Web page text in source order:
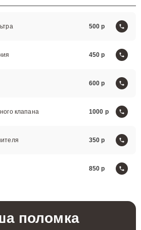
500
450
600
клапана 1000
350
850
поломка